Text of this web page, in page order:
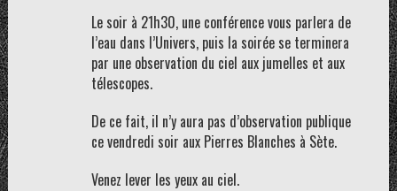
Le soir à 21h30, une conférence vous parlera de
l’eau dans l’Univers, puis la soirée se terminera
par une observation du ciel aux jumelles et aux
télescopes.
De ce fait, il n’y aura pas d’observation publique
ce vendredi soir aux Pierres Blanches à Sète.
Venez lever les yeux au ciel.